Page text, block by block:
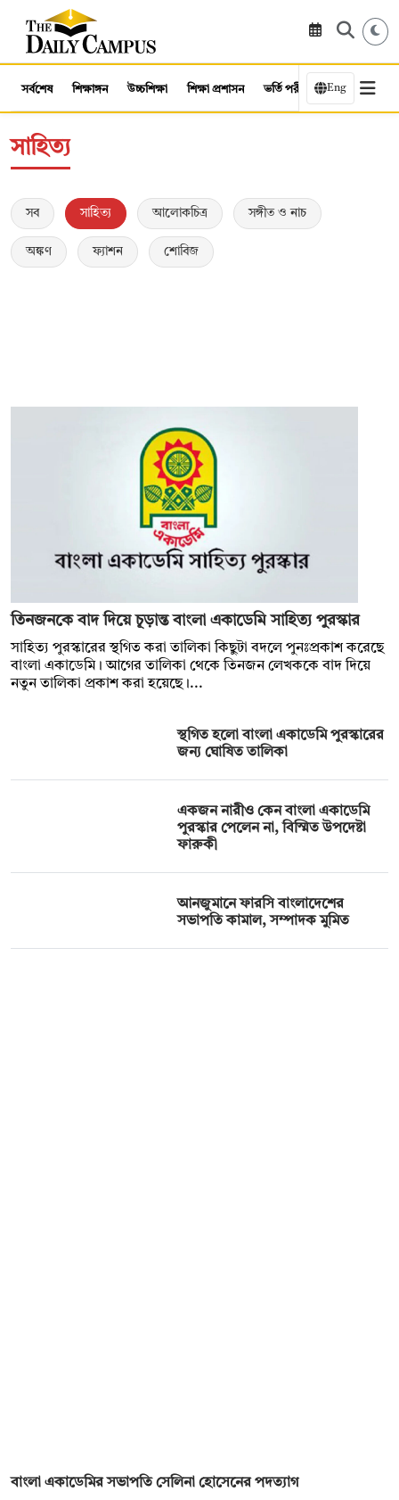
সর্বশেষ শিক্ষাঙ্গন উচ্চশিক্ষা শিক্ষা প্রশাসন ভর্তি পরীক্ষা কর্মসংস্থান
Eng
সাহিত্য
সব সাহিত্য আলোকচিত্র সঙ্গীত ও নাচ
অঙ্কণ ফ্যাশন শোবিজ
তিনজনকে বাদ দিয়ে চূড়ান্ত বাংলা একাডেমি সাহিত্য পুরস্কার
সাহিত্য পুরস্কারের স্থগিত করা তালিকা কিছুটা বদলে পুনঃপ্রকাশ করেছে
বাংলা একাডেমি। আগের তালিকা থেকে তিনজন লেখককে বাদ দিয়ে
নতুন তালিকা প্রকাশ করা হয়েছে।...
স্থগিত হলো বাংলা একাডেমি পুরস্কারের
জন্য ঘোষিত তালিকা
একজন নারীও কেন বাংলা একাডেমি
পুরস্কার পেলেন না, বিস্মিত উপদেষ্টা
ফারুকী
আনজুমা‌নে ফার‌সি বাংলা‌দেশের
সভাপ‌তি কামাল, সম্পাদক মু‌মিত
বাংলা একাডেমির সভাপতি সেলিনা হোসেনের পদত্যাগ